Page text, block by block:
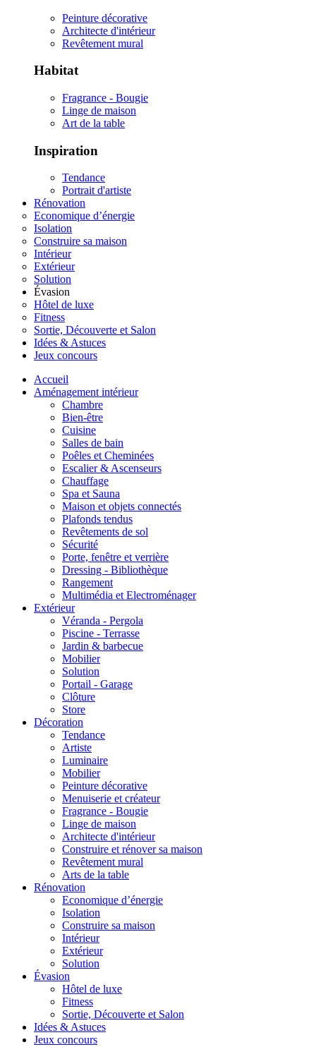
Peinture décorative
Architecte d'intérieur
Revêtement mural
Habitat
Fragrance - Bougie
Linge de maison
Art de la table
Inspiration
Tendance
Portrait d'artiste
Rénovation
Economique d’énergie
Isolation
Construire sa maison
Intérieur
Extérieur
Solution
Évasion
Hôtel de luxe
Fitness
Sortie, Découverte et Salon
Idées & Astuces
Jeux concours
Accueil
Aménagement intérieur
Chambre
Bien-être
Cuisine
Salles de bain
Poêles et Cheminées
Escalier & Ascenseurs
Chauffage
Spa et Sauna
Maison et objets connectés
Plafonds tendus
Revêtements de sol
Sécurité
Porte, fenêtre et verrière
Dressing - Bibliothèque
Rangement
Multimédia et Electroménager
Extérieur
Véranda - Pergola
Piscine - Terrasse
Jardin & barbecue
Mobilier
Solution
Portail - Garage
Clôture
Store
Décoration
Tendance
Artiste
Luminaire
Mobilier
Peinture décorative
Menuiserie et créateur
Fragrance - Bougie
Linge de maison
Architecte d'intérieur
Construire et rénover sa maison
Revêtement mural
Arts de la table
Rénovation
Economique d’énergie
Isolation
Construire sa maison
Intérieur
Extérieur
Solution
Évasion
Hôtel de luxe
Fitness
Sortie, Découverte et Salon
Idées & Astuces
Jeux concours